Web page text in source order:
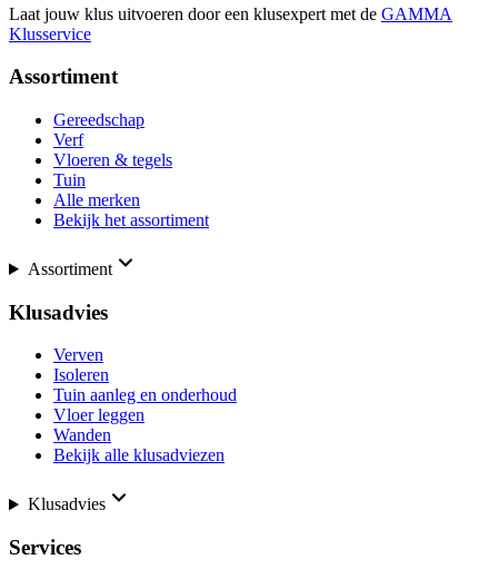
Laat jouw klus uitvoeren door een klusexpert met de GAMMA
Klusservice
Assortiment
Gereedschap
Verf
Vloeren & tegels
Tuin
Alle merken
Bekijk het assortiment
Assortiment
Klusadvies
Verven
Isoleren
Tuin aanleg en onderhoud
Vloer leggen
Wanden
Bekijk alle klusadviezen
Klusadvies
Services